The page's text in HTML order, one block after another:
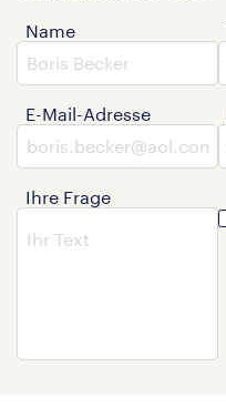
Name
E-Mail-Adresse
Ihre Frage